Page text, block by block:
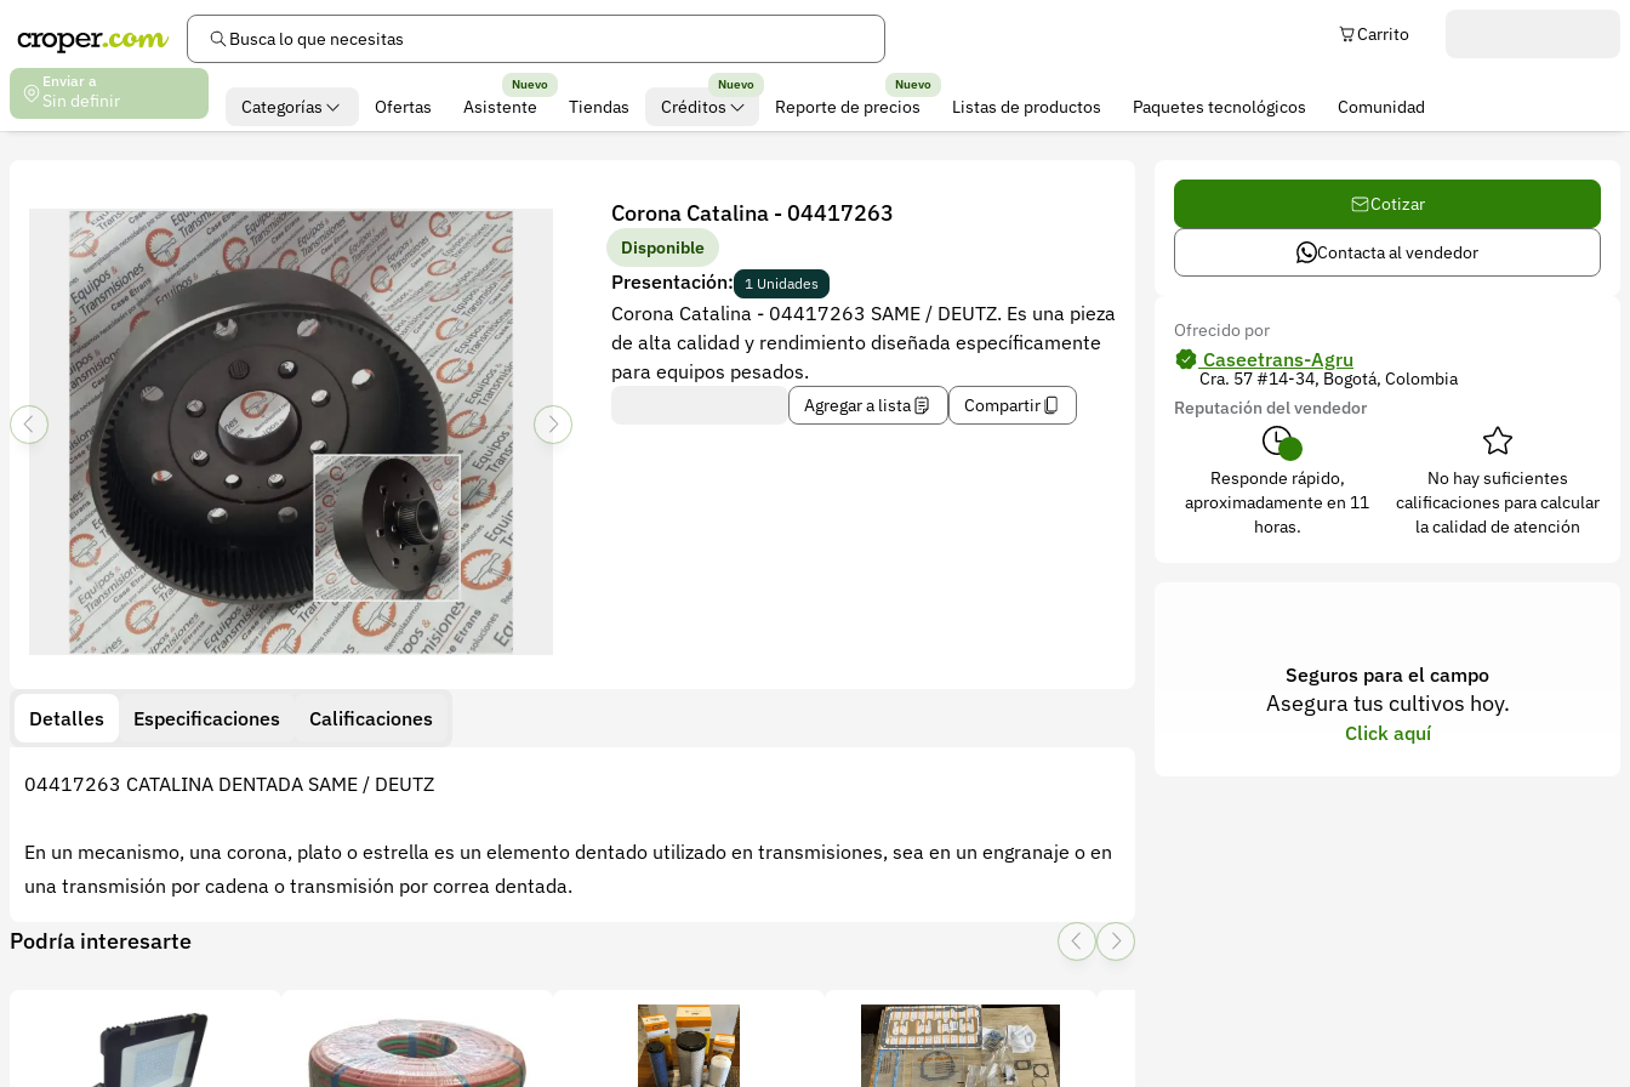
Busca lo que necesitas
Enviar a
Sin definir
Carrito
Categorías Ofertas Asistente
Nuevo
Tiendas Créditos
Nuevo
Reporte de precios
Nuevo
Listas de productos Paquetes tecnológicos Comunidad
Corona Catalina - 04417263
Disponible
Presentación: 1 Unidades
Corona Catalina - 04417263 SAME / DEUTZ. Es una pieza
de alta calidad y rendimiento diseñada específicamente
para equipos pesados.
Agregar a lista Compartir
Detalles Especificaciones Calificaciones
04417263 CATALINA DENTADA SAME / DEUTZ
En un mecanismo, una corona, plato o estrella es un elemento dentado utilizado en transmisiones, sea en un engranaje o en
una transmisión por cadena o transmisión por correa dentada.
Podría interesarte
Cotizar
Contacta al vendedor
Ofrecido por
Caseetrans-Agru
Cra. 57 #14-34, Bogotá, Colombia
Reputación del vendedor
Responde rápido,
aproximadamente en 11
horas.
No hay suficientes
calificaciones para calcular
la calidad de atención
Seguros para el campo
Asegura tus cultivos hoy.
Click aquí